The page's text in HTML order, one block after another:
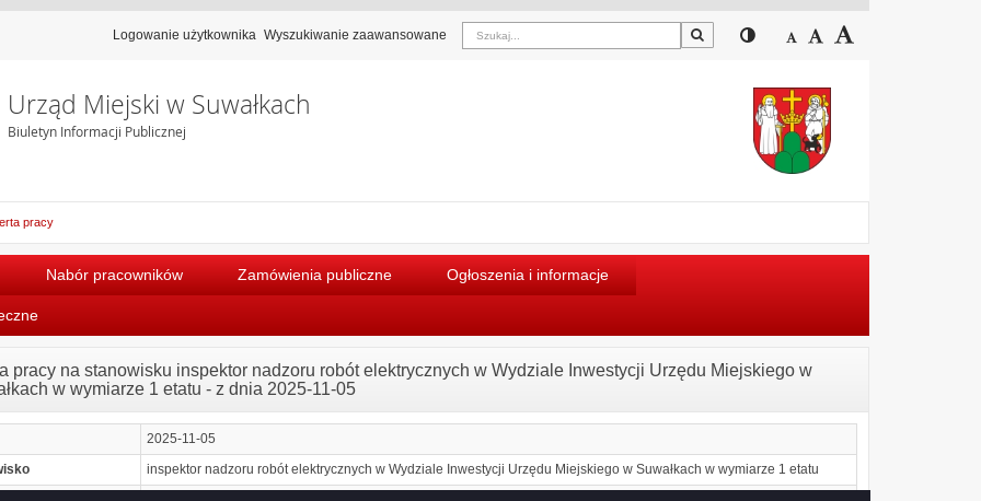
Logowanie użytkownika Wyszukiwanie zaawansowane Szukaj Przełącz pomiędzy
Zmniejsz czcionkę
Domyślny rozmiar
Urząd Miejski w Suwałkach
Biuletyn Informacji Publicznej
pracy
Nabór pracowników Zamówienia publiczne Ogłoszenia i informacje
pracy na stanowisku inspektor nadzoru robót elektrycznych w Wydziale Inwestycji Urzędu Miejskiego w
w wymiarze 1 etatu - z dnia 2025-11-05
2025-11-05
inspektor nadzoru robót elektrycznych w Wydziale Inwestycji Urzędu Miejskiego w Suwałkach w wymiarze 1 etatu